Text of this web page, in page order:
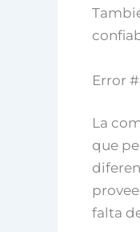
Error
La
que
falta